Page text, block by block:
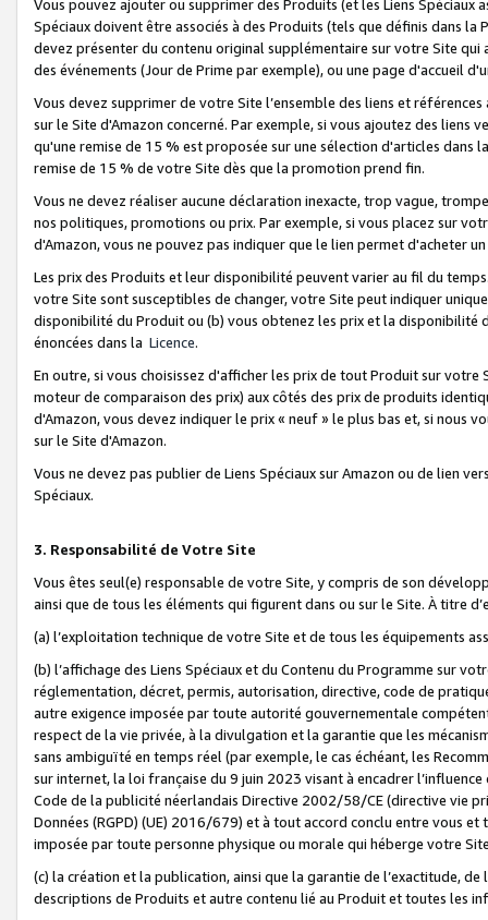
Vous pouvez ajouter ou supprimer des Produits (et les Liens
Spéciaux doivent être associés à des Produits (tels que définis dans
devez présenter du contenu original supplémentaire sur votre Site qui
des événements (Jour de Prime par exemple), ou une page d'accueil
Vous devez supprimer de votre Site l’ensemble des liens et
sur le Site d'Amazon concerné. Par exemple, si vous ajoutez des
qu'une remise de 15 % est proposée sur une sélection d'articles
remise de 15 % de votre Site dès que la promotion prend fin.
Vous ne devez réaliser aucune déclaration inexacte, trop vague,
nos politiques, promotions ou prix. Par exemple, si vous placez sur
d'Amazon, vous ne pouvez pas indiquer que le lien permet d'acheter
Les prix des Produits et leur disponibilité peuvent varier au fil du
votre Site sont susceptibles de changer, votre Site peut indiquer
disponibilité du Produit ou (b) vous obtenez les prix et la disponibilité
énoncées dans la Licence.
En outre, si vous choisissez d'afficher les prix de tout Produit sur
moteur de comparaison des prix) aux côtés des prix de produits
d'Amazon, vous devez indiquer le prix « neuf » le plus bas et, si nous
sur le Site d'Amazon.
Vous ne devez pas publier de Liens Spéciaux sur Amazon ou de lien
Spéciaux.
3. Responsabilité de Votre Site
Vous êtes seul(e) responsable de votre Site, y compris de son
ainsi que de tous les éléments qui figurent dans ou sur le Site. À titre
(a) l’exploitation technique de votre Site et de tous les équipements
(b) l’affichage des Liens Spéciaux et du Contenu du Programme sur
réglementation, décret, permis, autorisation, directive, code de
autre exigence imposée par toute autorité gouvernementale
respect de la vie privée, à la divulgation et la garantie que les
sans ambiguïté en temps réel (par exemple, le cas échéant, les
sur internet, la loi française du 9 juin 2023 visant à encadrer
Code de la publicité néerlandais Directive 2002/58/CE (directive vie
Données (RGPD) (UE) 2016/679) et à tout accord conclu entre vous
imposée par toute personne physique ou morale qui héberge votre
(c) la création et la publication, ainsi que la garantie de l’exactitude,
descriptions de Produits et autre contenu lié au Produit et toutes les